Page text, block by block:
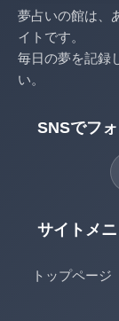
夢占いの館は、
イトです。
毎日の夢を記録
い。
SNSでフ
サイトメ
トップページ